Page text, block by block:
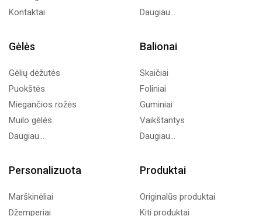
Kontaktai
Daugiau...
Gėlės
Gėlių dėžutės
Puokštės
Miegančios rožės
Muilo gėlės
Daugiau...
Balionai
Skaičiai
Foliniai
Guminiai
Vaikštantys
Daugiau...
Personalizuota
Marškinėliai
Džemperiai
Produktai
Originalūs produktai
Kiti produktai